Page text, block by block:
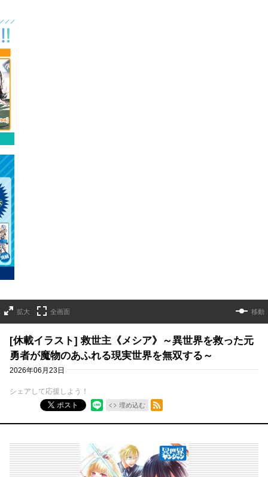
拡大 全画面 移動
[休載イラスト] 救世主《メシア》～異世界を救った元
勇者が魔物のあふれる現実世界を無双する～
2026年06月23日
シェアして応援しよう！
ポスト
埋め込む
RSSフィード